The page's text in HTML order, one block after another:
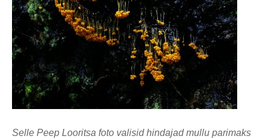
Selle Peep Looritsa foto valisid hindajad mullu parimaks